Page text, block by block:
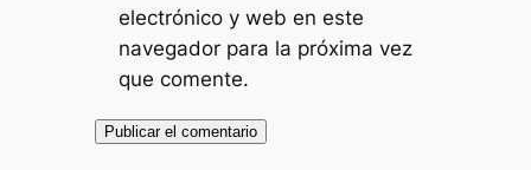
electrónico y web en este
navegador para la próxima vez
que comente.